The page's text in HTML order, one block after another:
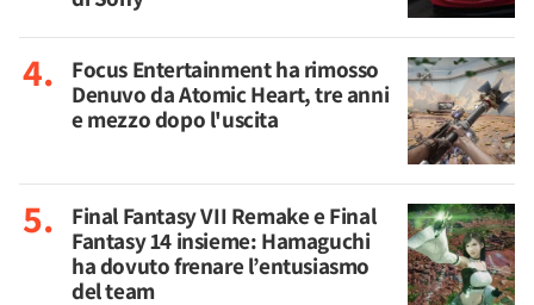
Focus Entertainment ha rimosso
Denuvo da Atomic Heart, tre anni
e mezzo dopo l'uscita
Final Fantasy VII Remake e Final
Fantasy 14 insieme: Hamaguchi
ha dovuto frenare l’entusiasmo
del team